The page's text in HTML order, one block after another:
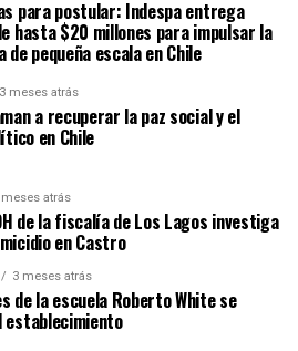
para postular: Indespa entrega
hasta $20 millones para impulsar la
pequeña escala en Chile
3 meses atrás
a recuperar la paz social y el
en Chile
meses atrás
de la fiscalía de Los Lagos investiga
en Castro
3 meses atrás
de la escuela Roberto White se
establecimiento